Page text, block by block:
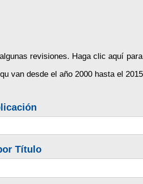
revisiones. Haga clic aquí
van desde el año 2000 hasta el
Título